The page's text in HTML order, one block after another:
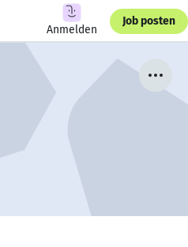
Anmelden
Job posten